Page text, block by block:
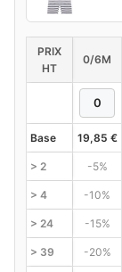
PRIX
HT
0/6M
Base 19,85 €
> 2 -5%
> 4 -10%
> 24 -15%
> 39 -20%